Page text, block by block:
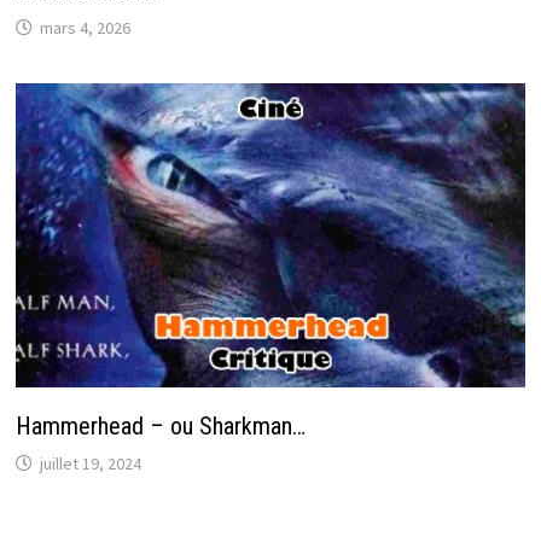
mars 4, 2026
Hammerhead – ou Sharkman…
juillet 19, 2024